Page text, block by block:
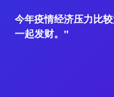
今年疫情经济压力比
一起发财。"